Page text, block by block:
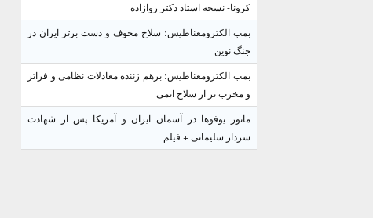
کرونا- نسخه استاد دکتر روازاده
بمب الکترومغناطیس؛ سلاح مخوف و دست برتر ایران در
جنگ نوین
بمب الکترومغناطیس؛ برهم زننده معادلات نظامی و فراتر
و مخرب تر از سلاح اتمی
مانور یوفوها در آسمان ایران و آمریکا پس از شهادت
سردار سلیمانی + فیلم